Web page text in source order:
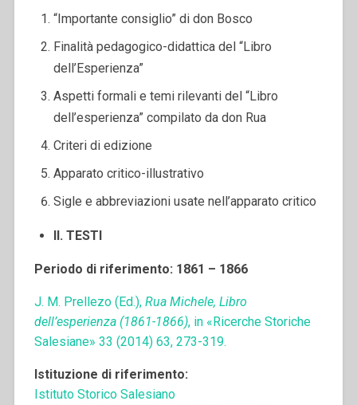
“Importante consiglio” di don Bosco
Finalità pedagogico-didattica del “Libro
dell’Esperienza”
Aspetti formali e temi rilevanti del “Libro
dell’esperienza” compilato da don Rua
Criteri di edizione
Apparato critico-illustrativo
Sigle e abbreviazioni usate nell’apparato critico
II. TESTI
Periodo di riferimento: 1861 – 1866
J. M. Prellezo (Ed.), Rua Michele, Libro
dell’esperienza (1861-1866), in «Ricerche Storiche
Salesiane» 33 (2014) 63, 273-319.
Istituzione di riferimento:
Istituto Storico Salesiano